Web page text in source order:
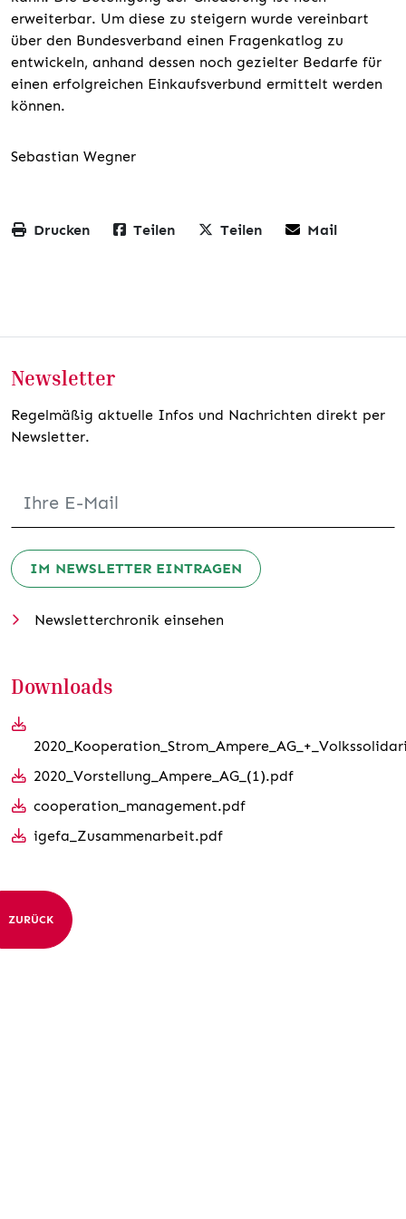
erweiterbar. Um diese zu steigern wurde vereinbart
über den Bundesverband einen Fragenkatlog zu
entwickeln, anhand dessen noch gezielter Bedarfe für
einen erfolgreichen Einkaufsverbund ermittelt werden
können.
Sebastian Wegner
Drucken Teilen Teilen Mail
Newsletter
Regelmäßig aktuelle Infos und Nachrichten direkt per
Newsletter.
IM NEWSLETTER EINTRAGEN
Newsletterchronik einsehen
Downloads
2020_Vorstellung_Ampere_AG_(1).pdf
cooperation_management.pdf
igefa_Zusammenarbeit.pdf
ZURÜCK